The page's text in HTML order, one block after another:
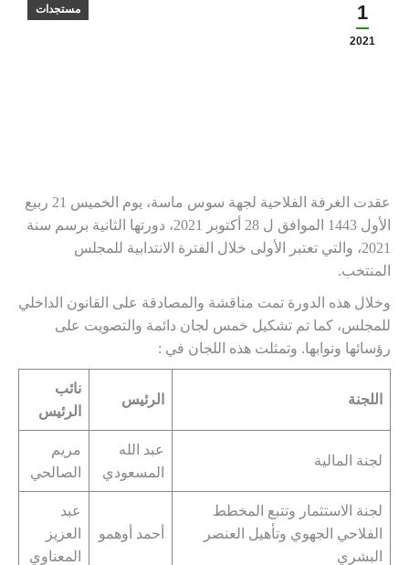
1
2021
مستجدات
عقدت الغرفة الفلاحية لجهة سوس ماسة، يوم الخميس 21 ربيع
الأول 1443 الموافق ل 28 أكتوبر 2021، دورتها الثانية برسم سنة
2021، والتي تعتبر الأولى خلال الفترة الانتدابية للمجلس
المنتخب.
وخلال هذه الدورة تمت مناقشة والمصادقة على القانون الداخلي
للمجلس، كما تم تشكيل خمس لجان دائمة والتصويت على
رؤسائها ونوابها. وتمثلت هذه اللجان في :
اللجنة الرئيس
نائب
الرئيس
لجنة المالية
عبد الله
المسعودي
مريم
الصالحي
لجنة الاستثمار وتتبع المخطط
الفلاحي الجهوي وتأهيل العنصر
البشري
أحمد أوهمو
عبد
العزيز
المعناوي